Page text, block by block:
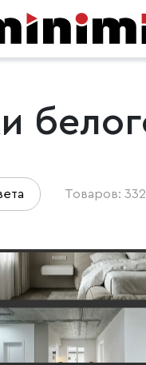
Товаров: 332